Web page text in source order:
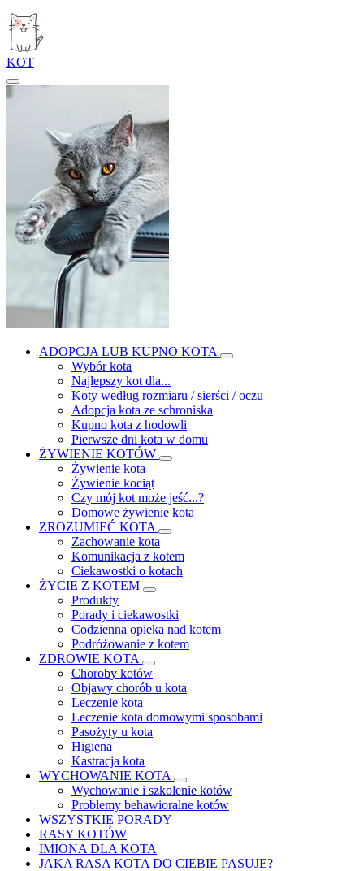
KOT
ADOPCJA LUB KUPNO KOTA
Wybór kota
Najlepszy kot dla...
Koty według rozmiaru / sierści / oczu
Adopcja kota ze schroniska
Kupno kota z hodowli
Pierwsze dni kota w domu
ŻYWIENIE KOTÓW
Żywienie kota
Żywienie kociąt
Czy mój kot może jeść...?
Domowe żywienie kota
ZROZUMIEĆ KOTA
Zachowanie kota
Komunikacja z kotem
Ciekawostki o kotach
ŻYCIE Z KOTEM
Produkty
Porady i ciekawostki
Codzienna opieka nad kotem
Podróżowanie z kotem
ZDROWIE KOTA
Choroby kotów
Objawy chorób u kota
Leczenie kota
Leczenie kota domowymi sposobami
Pasożyty u kota
Higiena
Kastracja kota
WYCHOWANIE KOTA
Wychowanie i szkolenie kotów
Problemy behawioralne kotów
WSZYSTKIE PORADY
RASY KOTÓW
IMIONA DLA KOTA
JAKA RASA KOTA DO CIEBIE PASUJE?